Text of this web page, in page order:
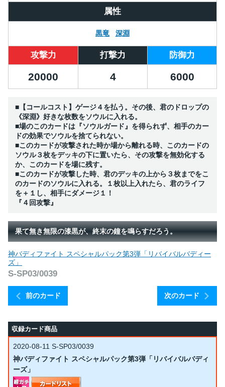
属性
黒竜 深淵
攻撃力 打撃力 防御力
20000 4 6000
■【コールコスト】ゲージ４を払う。その後、君のドロップの
《深淵》好きな枚数をソウルに入れる。
■場のこのカードは『ソウルガード』を得られず、相手のカー
ドの効果でソウルを捨てられない。
■このカードが攻撃された時か場から離れる時、このカードの
ソウル３枚をデッキの下に置いたら、その攻撃を無効化する
か、このカードを場に残す。
■このカードが攻撃した時、君のデッキの上から３枚までをこ
のカードのソウルに入れる。１枚以上入れたら、君のライフ
を＋１し、相手にダメージ１！
『４回攻撃』
果て無き無限の漆黒が、終末の鐘を鳴らすだろう。
前のカード
神バディファイト スペシャルパック第3弾「リバイバルバディー
ズ」
S-SP03/0039
次のカード
収録カード商品
2020-08-11 S-SP03/0039
神バディファイト スペシャルパック第3弾「リバイバルバディ
ーズ」